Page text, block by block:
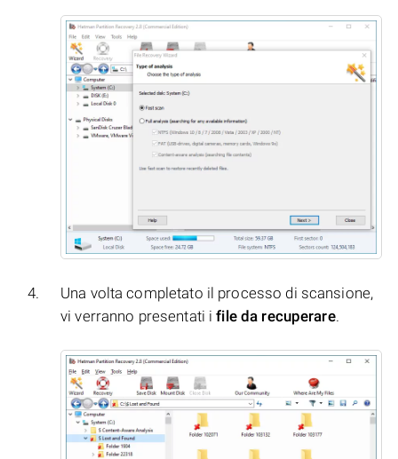
Una volta completato il processo di scansione,
vi verranno presentati ifile da recuperare.